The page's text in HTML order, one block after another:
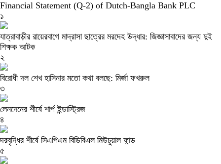
Financial Statement (Q-2) of Dutch-Bangla Bank PLC
১
যাত্রাবাড়ীর রায়েরবাগে মাদ্রাসা ছাত্রের মরদেহ উদ্ধার: জিজ্ঞাসাবাদের জন্য দুই
শিক্ষক আটক
২
বিরোধী দল শেখ হাসিনার মতো কথা বলছে: মির্জা ফখরুল
৩
লেনদেনের শীর্ষে শার্প ইন্ডাস্ট্রিজ
৪
দরবৃদ্ধির শীর্ষে সিএপিএম বিডিবিএল মিউচুয়াল ফান্ড
৫